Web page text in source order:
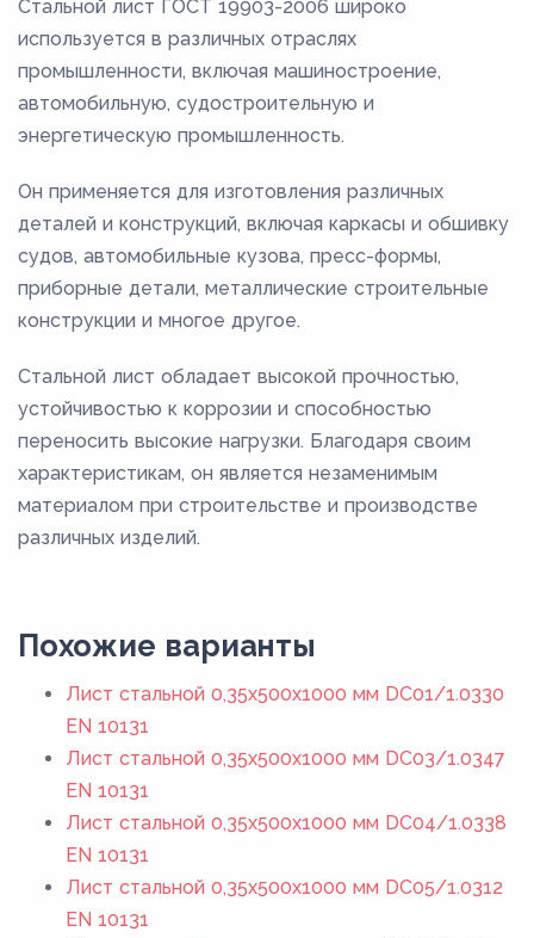
Стальной лист ГОСТ 19903-2006 широко
используется в различных отраслях
промышленности, включая машиностроение,
автомобильную, судостроительную и
энергетическую промышленность.
Он применяется для изготовления различных
деталей и конструкций, включая каркасы и обшивку
судов, автомобильные кузова, пресс-формы,
приборные детали, металлические строительные
конструкции и многое другое.
Стальной лист обладает высокой прочностью,
устойчивостью к коррозии и способностью
переносить высокие нагрузки. Благодаря своим
характеристикам, он является незаменимым
материалом при строительстве и производстве
различных изделий.
Похожие варианты
Лист стальной 0,35х500х1000 мм DC01/1.0330
EN 10131
Лист стальной 0,35х500х1000 мм DC03/1.0347
EN 10131
Лист стальной 0,35х500х1000 мм DC04/1.0338
EN 10131
Лист стальной 0,35х500х1000 мм DC05/1.0312
EN 10131